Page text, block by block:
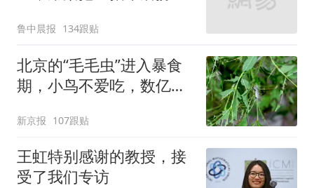
两，做成红烧辣子鱼块，
味道很好
鲁中晨报 134跟贴
北京的“毛毛虫”进入暴食
期，小鸟不爱吃，数亿头
新京报 107跟贴
王虹特别感谢的教授，接
受了我们专访